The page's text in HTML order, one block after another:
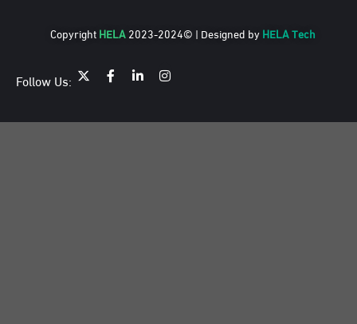
CopyrightHELA2023-2024© | Designed byHELA Tech
Follow Us: